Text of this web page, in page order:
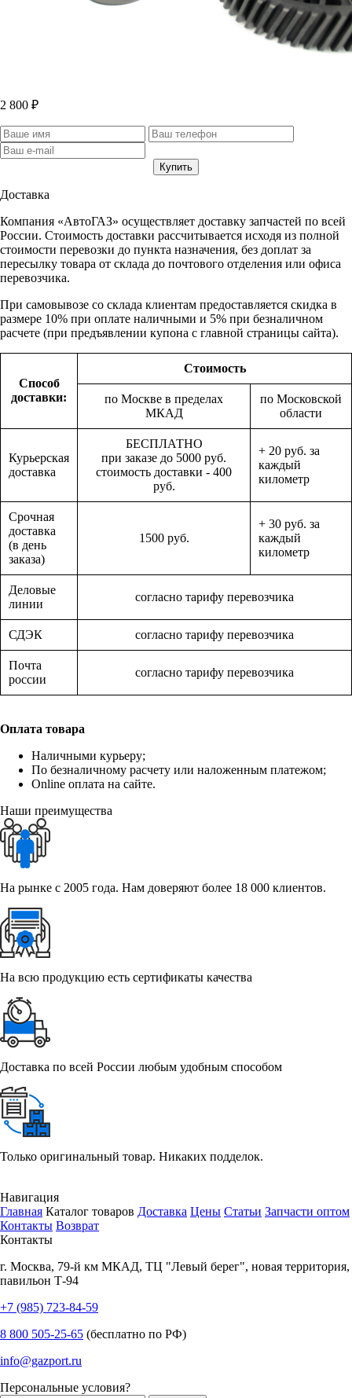
2 800 ₽
Доставка
Компания «АвтоГАЗ» осуществляет доставку запчастей по всей
России. Стоимость доставки рассчитывается исходя из полной
стоимости перевозки до пункта назначения, без доплат за
пересылку товара от склада до почтового отделения или офиса
перевозчика.
При самовывозе со склада клиентам предоставляется скидка в
размере 10% при оплате наличными и 5% при безналичном
расчете (при предъявлении купона с главной страницы сайта).
Способ
доставки:
Стоимость
по Москве в пределах
МКАД
по Московской
области
Курьерская
доставка
БЕСПЛАТНО
при заказе до 5000 руб.
стоимость доставки - 400
руб.
+ 20 руб. за
каждый
километр
Срочная
доставка
(в день
заказа)
1500 руб.
+ 30 руб. за
каждый
километр
Деловые
линии
согласно тарифу перевозчика
СДЭК согласно тарифу перевозчика
Почта
россии
согласно тарифу перевозчика
Оплата товара
Наличными курьеру;
По безналичному расчету или наложенным платежом;
Online оплата на сайте.
Наши преимущества
На рынке с 2005 года. Нам доверяют более 18 000 клиентов.
На всю продукцию есть сертификаты качества
Доставка по всей России любым удобным способом
Только оригинальный товар. Никаких подделок.
Навигация
Главная Каталог товаров Доставка Цены Статьи Запчасти оптом
Контакты Возврат
Контакты
г. Москва, 79-й км МКАД, ТЦ "Левый берег", новая территория,
павильон Т-94
+7 (985) 723-84-59
8 800 505-25-65 (бесплатно по РФ)
info@gazport.ru
Персональные условия?